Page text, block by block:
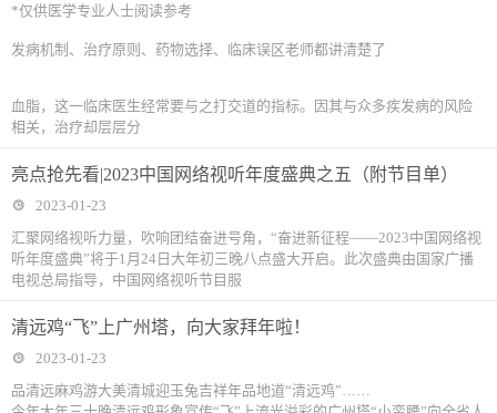
*仅供医学专业人士阅读参考
发病机制、治疗原则、药物选择、临床误区老师都讲清楚了
血脂，这一临床医生经常要与之打交道的指标。因其与众多疾发病的风险
相关，治疗却层层分
亮点抢先看|2023中国网络视听年度盛典之五（附节目单）
2023-01-23
汇聚网络视听力量，吹响团结奋进号角，“奋进新征程——2023中国网络视
听年度盛典”将于1月24日大年初三晚八点盛大开启。此次盛典由国家广播
电视总局指导，中国网络视听节目服
清远鸡“飞”上广州塔，向大家拜年啦！
2023-01-23
品清远麻鸡游大美清城迎玉兔吉祥年品地道“清远鸡”……